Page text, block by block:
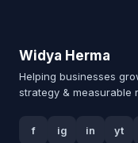
Widya Herma
Helping businesses
strategy & measurable
f ig in yt